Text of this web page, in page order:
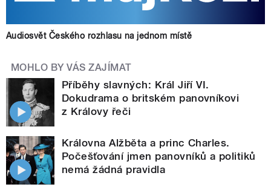
Audiosvět Českého rozhlasu na jednom místě
MOHLO BY VÁS ZAJÍMAT
Příběhy slavných: Král Jiří VI.
Dokudrama o britském panovníkovi
z Královy řeči
Královna Alžběta a princ Charles.
Počešťování jmen panovníků a politiků
nemá žádná pravidla